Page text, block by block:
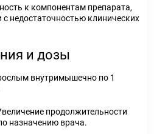
к компонентам препарата,
с недостаточностью клинических
и дозы
внутримышечно по 1
продолжительности
назначению врача.